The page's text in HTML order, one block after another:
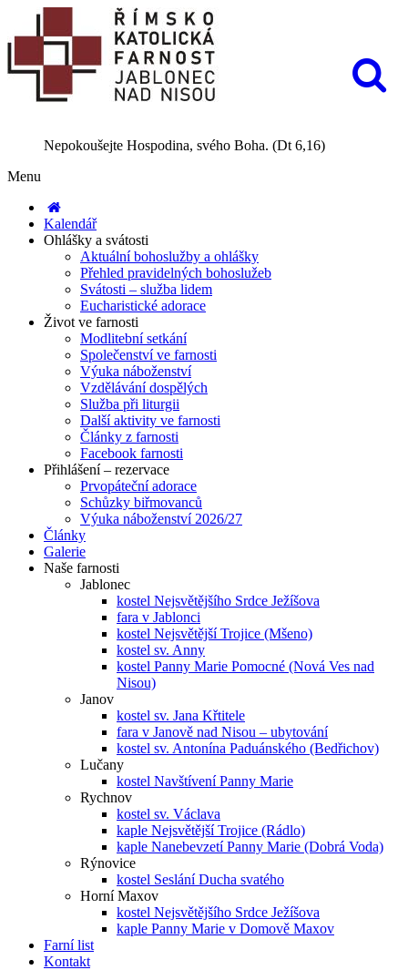
Nepokoušejte Hospodina, svého Boha. (Dt 6,16)
Menu
Kalendář
Ohlášky a svátosti
Aktuální bohoslužby a ohlášky
Přehled pravidelných bohoslužeb
Svátosti – služba lidem
Eucharistické adorace
Život ve farnosti
Modlitební setkání
Společenství ve farnosti
Výuka náboženství
Vzdělávání dospělých
Služba při liturgii
Další aktivity ve farnosti
Články z farnosti
Facebook farnosti
Přihlášení – rezervace
Prvopáteční adorace
Schůzky biřmovanců
Výuka náboženství 2026/27
Články
Galerie
Naše farnosti
Jablonec
kostel Nejsvětějšího Srdce Ježíšova
fara v Jablonci
kostel Nejsvětější Trojice (Mšeno)
kostel sv. Anny
kostel Panny Marie Pomocné (Nová Ves nad
Nisou)
Janov
kostel sv. Jana Křtitele
fara v Janově nad Nisou – ubytování
kostel sv. Antonína Paduánského (Bedřichov)
Lučany
kostel Navštívení Panny Marie
Rychnov
kostel sv. Václava
kaple Nejsvětější Trojice (Rádlo)
kaple Nanebevzetí Panny Marie (Dobrá Voda)
Rýnovice
kostel Seslání Ducha svatého
Horní Maxov
kostel Nejsvětějšího Srdce Ježíšova
kaple Panny Marie v Domově Maxov
Farní list
Kontakt